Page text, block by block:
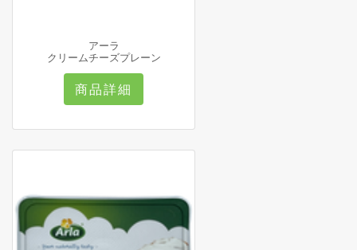
アーラ
クリームチーズプレーン
商品詳細